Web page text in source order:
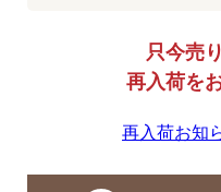
只今売
再入荷を
再入荷お知